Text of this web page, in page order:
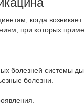
когда
при которых
болезней системы
болезни.